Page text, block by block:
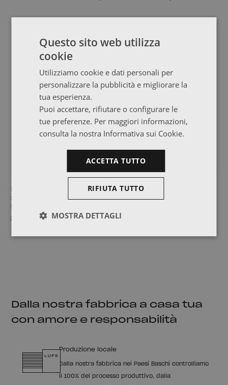
Sponda di protezione per letti e
26,99 €
GOI
Mensola da parete 44x21
Dalla nostra fabbrica a casa tua
con amore e responsabilità
Produzione locale
Dalla nostra fabbrica nei Paesi Baschi controlliamo
il 100% del processo produttivo, dalla
Questo sito web utilizza
cookie
Utilizziamo cookie e dati personali per
personalizzare la pubblicità e migliorare la
tua esperienza.
Puoi accettare, rifiutare o configurare le
tue preferenze. Per maggiori informazioni,
consulta la nostra Informativa sui Cookie.
ACCETTA TUTTO
RIFIUTA TUTTO
MOSTRA DETTAGLI